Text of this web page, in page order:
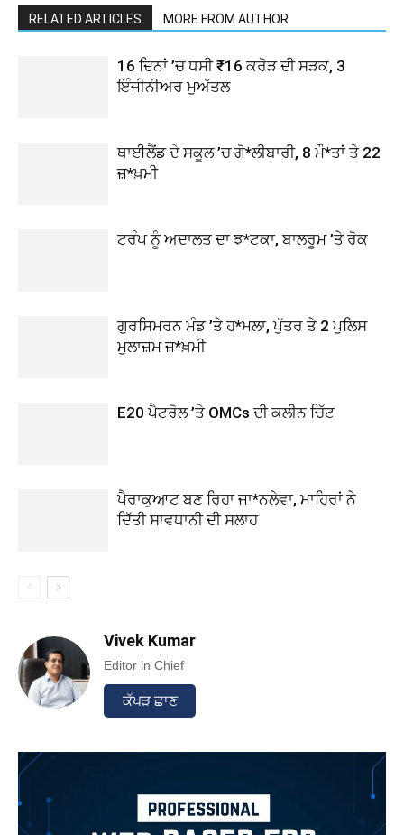
RELATED ARTICLES MORE FROM AUTHOR
16 ਦਿਨਾਂ ’ਚ ਧਸੀ ₹16 ਕਰੋੜ ਦੀ ਸੜਕ, 3
ਇੰਜੀਨੀਅਰ ਮੁਅੱਤਲ
ਥਾਈਲੈਂਡ ਦੇ ਸਕੂਲ ’ਚ ਗੋ*ਲੀਬਾਰੀ, 8 ਮੌ*ਤਾਂ ਤੇ 22
ਜ਼*ਖ਼ਮੀ
ਟਰੰਪ ਨੂੰ ਅਦਾਲਤ ਦਾ ਝ*ਟਕਾ, ਬਾਲਰੂਮ ’ਤੇ ਰੋਕ
ਗੁਰਸਿਮਰਨ ਮੰਡ ’ਤੇ ਹ*ਮਲਾ, ਪੁੱਤਰ ਤੇ 2 ਪੁਲਿਸ
ਮੁਲਾਜ਼ਮ ਜ਼*ਖ਼ਮੀ
E20 ਪੈਟਰੋਲ ’ਤੇ OMCs ਦੀ ਕਲੀਨ ਚਿੱਟ
ਪੈਰਾਕੁਆਟ ਬਣ ਰਿਹਾ ਜਾ*ਨਲੇਵਾ, ਮਾਹਿਰਾਂ ਨੇ
ਦਿੱਤੀ ਸਾਵਧਾਨੀ ਦੀ ਸਲਾਹ
Vivek Kumar
Editor in Chief
ਕੱਪੜ ਛਾਣ